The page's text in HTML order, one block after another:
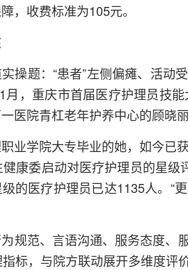
，收费标准为105元。
操题：“患者”左侧偏瘫、活
，重庆市首届医疗护理员技
医院青杠老年护养中心的顾晓
业学院大专毕业的她，如今已
康委启动对医疗护理员的星
的医疗护理员已达1135人。“
规范、言语沟通、服务态度
标，与院方联动展开多维度评